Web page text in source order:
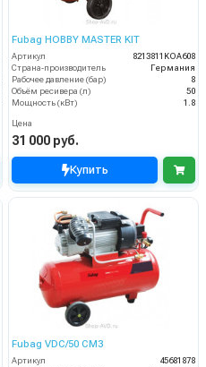
Fubag HOBBY MASTER KIT
Артикул
8213811KOA608
Страна-производитель
Германия
Рабочее давление (бар)
8
Объём ресивера (л)
50
Мощность (кВт)
1.8
Цена
31 000 руб.
Купить
Fubag VDC/50 CM3
Артикул
45681878